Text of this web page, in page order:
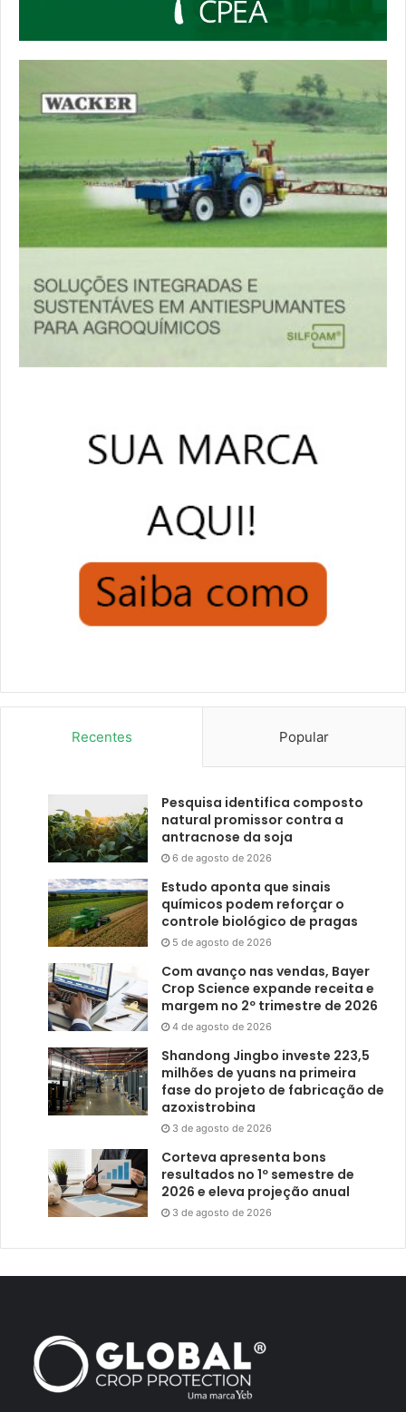
Recentes Popular
Pesquisa identifica composto
natural promissor contra a
antracnose da soja
6 de agosto de 2026
Estudo aponta que sinais
químicos podem reforçar o
controle biológico de pragas
5 de agosto de 2026
Com avanço nas vendas, Bayer
Crop Science expande receita e
margem no 2º trimestre de 2026
4 de agosto de 2026
Shandong Jingbo investe 223,5
milhões de yuans na primeira
fase do projeto de fabricação de
azoxistrobina
3 de agosto de 2026
Corteva apresenta bons
resultados no 1º semestre de
2026 e eleva projeção anual
3 de agosto de 2026